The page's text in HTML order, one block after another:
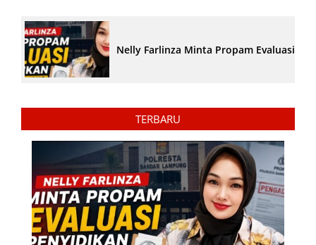
Nelly Farlinza Minta Propam Evaluasi
TERBARU